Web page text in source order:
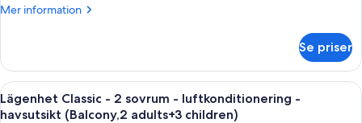
(Balcony,
Mer information
Mer
rum
luftkonditionering
-
Se priser
Öppna
alla
Värdeförvaringsskåp på rummet,
22
Lägenhet Classic - 2 sovrum - luftkonditionering -
havsutsikt (Balcony,2 adults+3 children)